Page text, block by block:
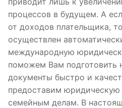
процессов в будущем. А
от доходов плательщика,
осуществлен
международную
поможем Вам подготовить
документы быстро и
предоставим юридическую
семейным делам. В